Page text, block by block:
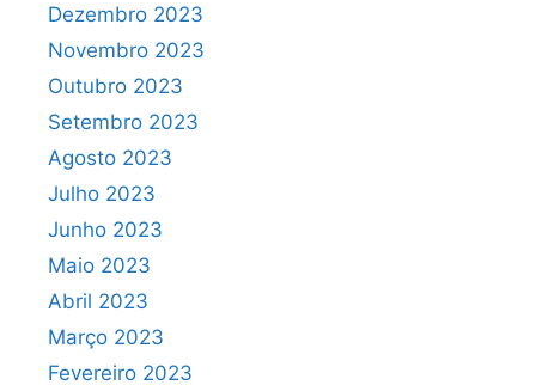
Dezembro 2023
Novembro 2023
Outubro 2023
Setembro 2023
Agosto 2023
Julho 2023
Junho 2023
Maio 2023
Abril 2023
Março 2023
Fevereiro 2023